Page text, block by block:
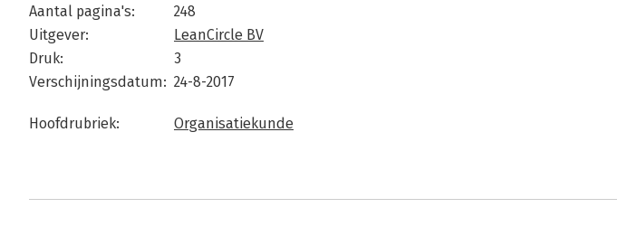
Aantal pagina's:
248
Uitgever:
LeanCircle BV
Druk:
3
Verschijningsdatum: 24-8-2017
Hoofdrubriek: Organisatiekunde